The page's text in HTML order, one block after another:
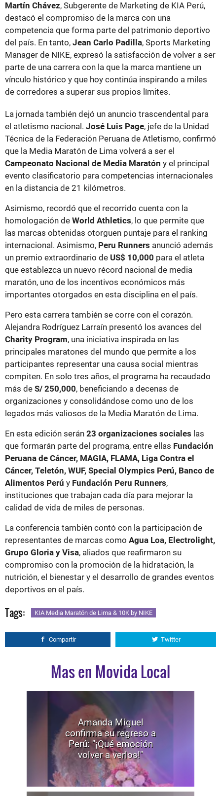
Martín Chávez, Subgerente de Marketing de KIA Perú,
destacó el compromiso de la marca con una
competencia que forma parte del patrimonio deportivo
del país. En tanto, Jean Carlo Padilla, Sports Marketing
Manager de NIKE, expresó la satisfacción de volver a ser
parte de una carrera con la que la marca mantiene un
vínculo histórico y que hoy continúa inspirando a miles
de corredores a superar sus propios límites.
La jornada también dejó un anuncio trascendental para
el atletismo nacional. José Luis Page, jefe de la Unidad
Técnica de la Federación Peruana de Atletismo, confirmó
que la Media Maratón de Lima volverá a ser el
Campeonato Nacional de Media Maratón y el principal
evento clasificatorio para competencias internacionales
en la distancia de 21 kilómetros.
Asimismo, recordó que el recorrido cuenta con la
homologación de World Athletics, lo que permite que
las marcas obtenidas otorguen puntaje para el ranking
internacional. Asimismo, Peru Runners anunció además
un premio extraordinario de US$ 10,000 para el atleta
que establezca un nuevo récord nacional de media
maratón, uno de los incentivos económicos más
importantes otorgados en esta disciplina en el país.
Pero esta carrera también se corre con el corazón.
Alejandra Rodríguez Larraín presentó los avances del
Charity Program, una iniciativa inspirada en las
principales maratones del mundo que permite a los
participantes representar una causa social mientras
compiten. En solo tres años, el programa ha recaudado
más de S/ 250,000, beneficiando a decenas de
organizaciones y consolidándose como uno de los
legados más valiosos de la Media Maratón de Lima.
En esta edición serán 23 organizaciones sociales las
que formarán parte del programa, entre ellas Fundación
Peruana de Cáncer, MAGIA, FLAMA, Liga Contra el
Cáncer, Teletón, WUF, Special Olympics Perú, Banco de
Alimentos Perú y Fundación Peru Runners,
instituciones que trabajan cada día para mejorar la
calidad de vida de miles de personas.
La conferencia también contó con la participación de
representantes de marcas como Agua Loa, Electrolight,
Grupo Gloria y Visa, aliados que reafirmaron su
compromiso con la promoción de la hidratación, la
nutrición, el bienestar y el desarrollo de grandes eventos
deportivos en el país.
Tags: KIA Media Maratón de Lima & 10K by NIKE
Compartir Twitter
Mas en Movida Local
Amanda Miguel
confirma su regreso a
Perú: "¡Qué emoción
volver a verlos!"